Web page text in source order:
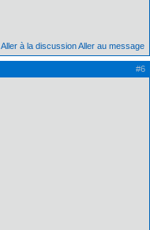
Aller à la discussionAller au message
#6